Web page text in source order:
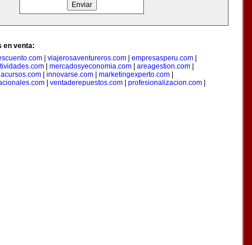
en venta:
viajerosaventureros.com empresasperu.com
| mercadosyeconomia.com| areagestion.com|
| innovarse.com| marketingexperto.com|
| ventaderepuestos.com| profesionalizacion.com|